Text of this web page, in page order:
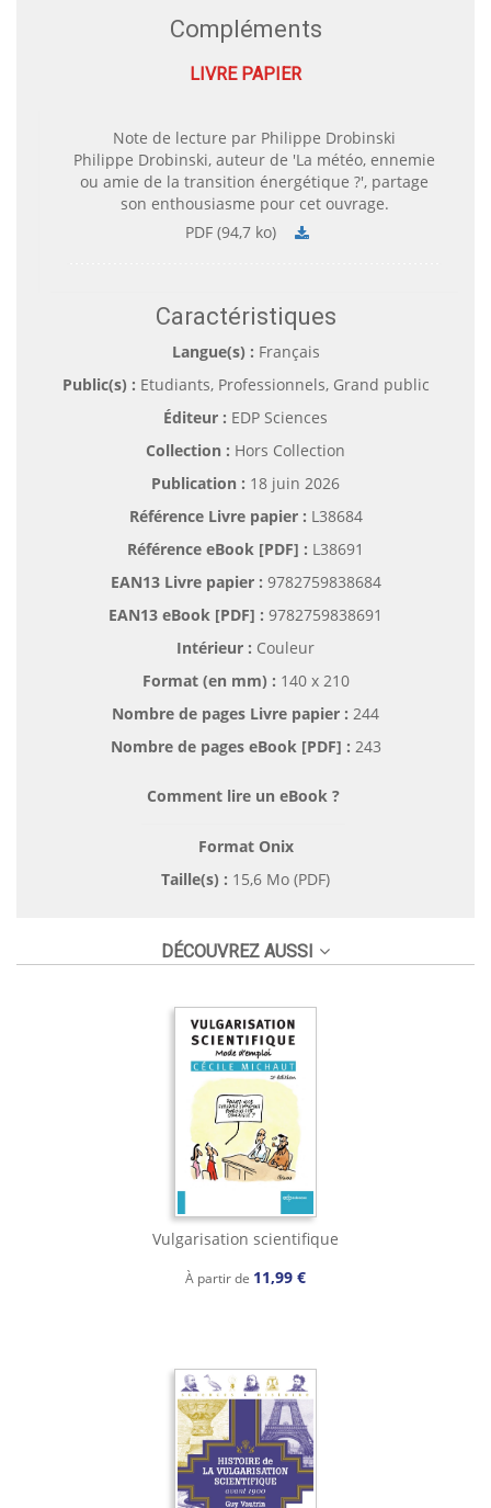
Compléments
LIVRE PAPIER
Note de lecture par Philippe Drobinski
Philippe Drobinski, auteur de 'La météo, ennemie
ou amie de la transition énergétique ?', partage
son enthousiasme pour cet ouvrage.
PDF (94,7 ko)
Caractéristiques
Langue(s) : Français
Public(s) : Etudiants, Professionnels, Grand public
Éditeur : EDP Sciences
Collection : Hors Collection
Publication : 18 juin 2026
Référence Livre papier : L38684
Référence eBook [PDF] : L38691
EAN13 Livre papier : 9782759838684
EAN13 eBook [PDF] : 9782759838691
Intérieur : Couleur
Format (en mm) : 140 x 210
Nombre de pages Livre papier : 244
Nombre de pages eBook [PDF] : 243
Comment lire un eBook ?
Format Onix
Taille(s) : 15,6 Mo (PDF)
DÉCOUVREZ AUSSI
Vulgarisation scientifique
À partir de 11,99 €